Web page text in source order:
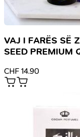
VAJ I FARËS SË
SEED PREMIUM
CHF 14.90